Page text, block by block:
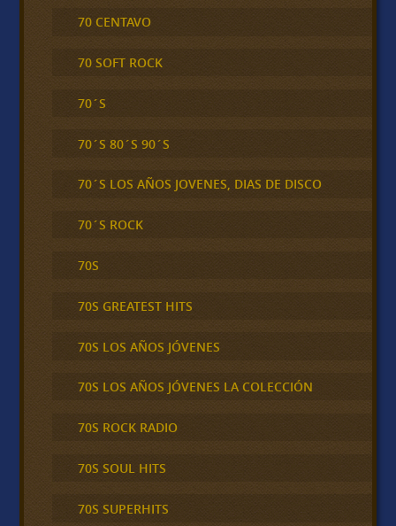
70 CENTAVO
70 SOFT ROCK
70´S
70´S 80´S 90´S
70´S LOS AÑOS JOVENES, DIAS DE DISCO
70´S ROCK
70S
70S GREATEST HITS
70S LOS AÑOS JÓVENES
70S LOS AÑOS JÓVENES LA COLECCIÓN
70S ROCK RADIO
70S SOUL HITS
70S SUPERHITS